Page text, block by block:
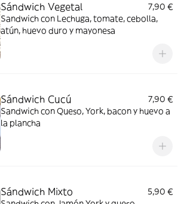
Sándwich Vegetal
7,90 €
Sandwich con Lechuga, tomate, cebolla,
atún, huevo duro y mayonesa
Sándwich Cucú
7,90 €
Sandwich con Queso, York, bacon y huevo a
la plancha
Sándwich Mixto
5,90 €